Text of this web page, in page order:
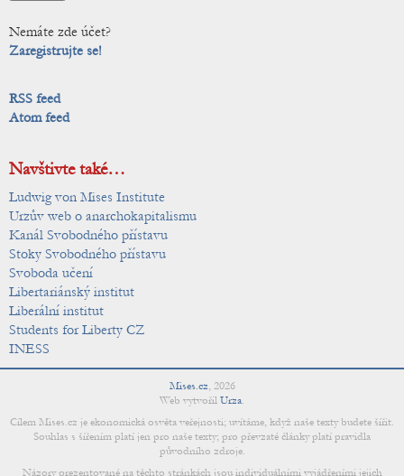
Nemáte zde účet?
Zaregistrujte se!
RSS feed
Atom feed
Navštivte také…
Ludwig von Mises Institute
Urzův web o anarchokapitalismu
Kanál Svobodného přístavu
Stoky Svobodného přístavu
Svoboda učení
Libertariánský institut
Liberální institut
Students for Liberty CZ
INESS
Mises.cz, 2026
Web vytvořil Urza.
Cílem Mises.cz je ekonomická osvěta veřejnosti; uvítáme, když naše texty budete šířit.
Souhlas s šířením platí jen pro naše texty; pro převzaté články platí pravidla
původního zdroje.
Názory prezentované na těchto stránkách jsou individuálními vyjádřeními jejich